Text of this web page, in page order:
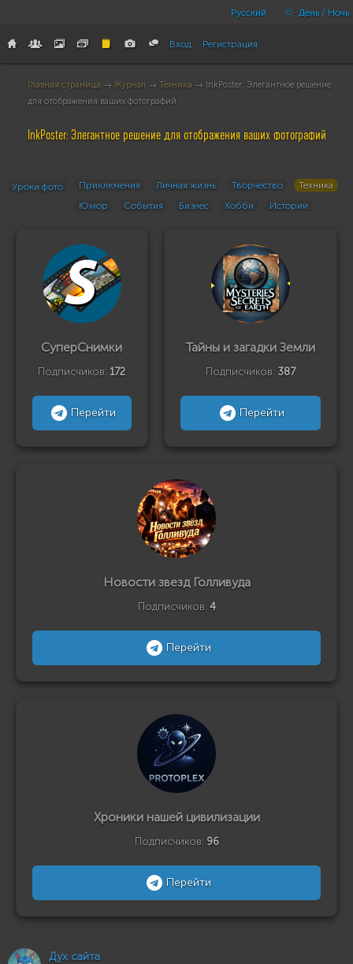
Русский День / Ночь
Вход Регистрация
Главная страница → Журнал → Техника → InkPoster: Элегантное решение
для отображения ваших фотографий
InkPoster: Элегантное решение для отображения ваших фотографий
Уроки фото Приключения Личная жизнь Творчество
Техника
Юмор
События Бизнес Хобби Истории
СуперСнимки
Подписчиков: 172
Перейти
Тайны и загадки Земли
Подписчиков: 387
Перейти
Новости звезд Голливуда
Подписчиков: 4
Перейти
Хроники нашей цивилизации
Подписчиков: 96
Перейти
Дух сайта